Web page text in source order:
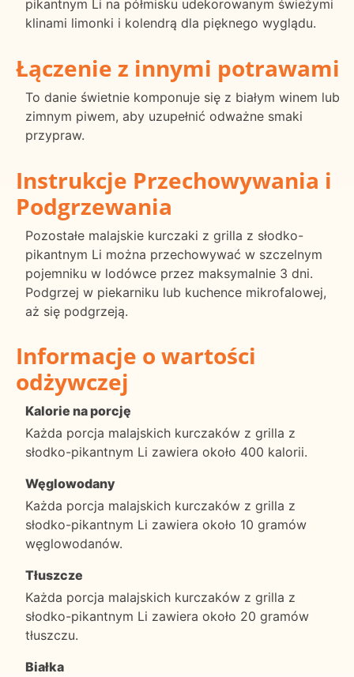
pikantnym Li na półmisku udekorowanym świeżymi
klinami limonki i kolendrą dla pięknego wyglądu.
Łączenie z innymi potrawami
To danie świetnie komponuje się z białym winem lub
zimnym piwem, aby uzupełnić odważne smaki
przypraw.
Instrukcje Przechowywania i
Podgrzewania
Pozostałe malajskie kurczaki z grilla z słodko-
pikantnym Li można przechowywać w szczelnym
pojemniku w lodówce przez maksymalnie 3 dni.
Podgrzej w piekarniku lub kuchence mikrofalowej,
aż się podgrzeją.
Informacje o wartości
odżywczej
Kalorie na porcję
Każda porcja malajskich kurczaków z grilla z
słodko-pikantnym Li zawiera około 400 kalorii.
Węglowodany
Każda porcja malajskich kurczaków z grilla z
słodko-pikantnym Li zawiera około 10 gramów
węglowodanów.
Tłuszcze
Każda porcja malajskich kurczaków z grilla z
słodko-pikantnym Li zawiera około 20 gramów
tłuszczu.
Białka